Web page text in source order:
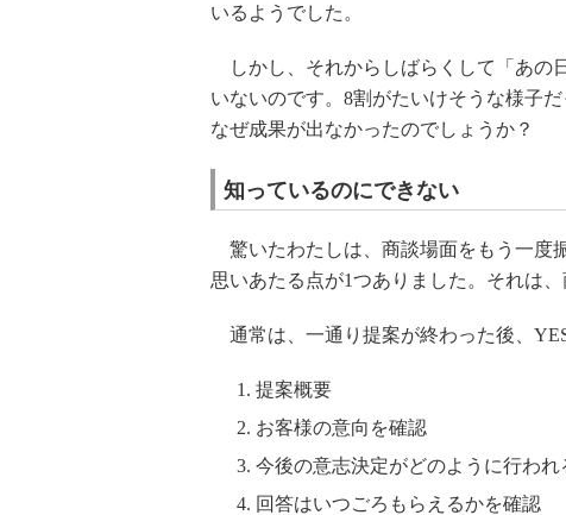
いるようでした。
しかし、それからしばらくして「あの
いないのです。8割がたいけそうな様子
なぜ成果が出なかったのでしょうか？
知っているのにできない
驚いたわたしは、商談場面をもう一度
思いあたる点が1つありました。それは、
通常は、一通り提案が終わった後、
提案概要
お客様の意向を確認
今後の意志決定がどのように行われ
回答はいつごろもらえるかを確認